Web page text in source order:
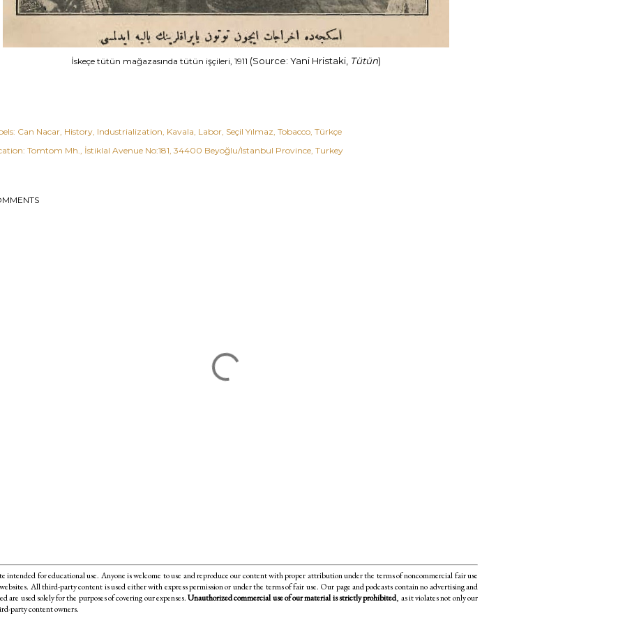
İskeçe tütün mağazasında tütün işçileri, 1911 (Source: Yani Hristaki, Tütün)
Can Nacar History Industrialization Kavala Labor Seçil Yılmaz Tobacco Türkçe
Tomtom Mh., İstiklal Avenue No:181, 34400 Beyoğlu/Istanbul Province, Turkey
for educational use. Anyone is welcome to use and reproduce our contentwith proper attribution under the terms of noncommercial fair use
All third-party content is used either with express permission or under the terms of fair use. Our page and podcasts contain no advertising and
are used solely for the purposes of covering our expenses.Unauthorized commercial use of our material is strictly prohibited, as it violates not only our
party content owners.